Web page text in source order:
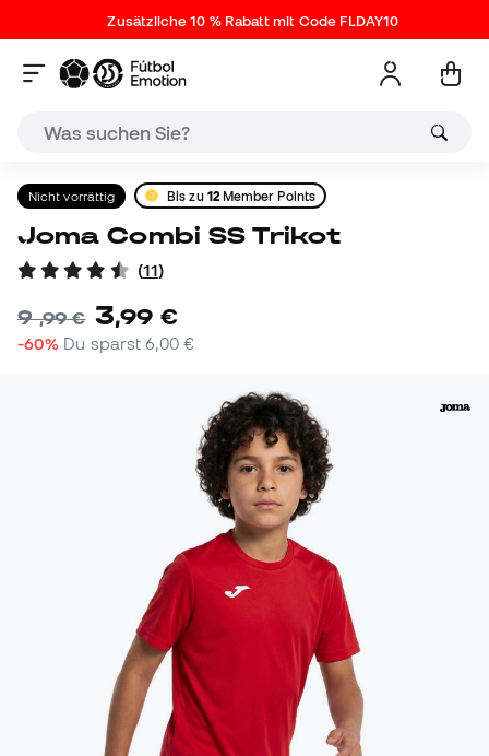
Zusätzliche 10 % Rabatt mit Code FLDAY10
Nicht vorrättig Bis zu 12Member Points
Joma Combi SS Trikot
(11)
9,99 € 3,99 €
-60% Du sparst6,00 €